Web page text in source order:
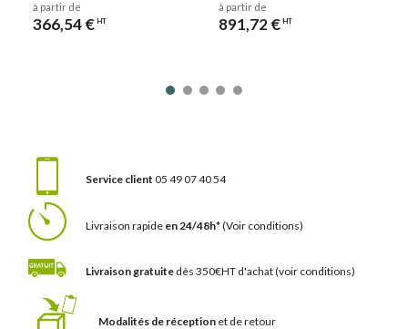
à partir de
366,54 € HT
à partir de
891,72 € HT
Service client 05 49 07 40 54
Livraison rapide en 24/48h*(Voir conditions)
Livraison gratuite dès 350€HT d'achat(voir conditions)
Modalités de réception et de retour